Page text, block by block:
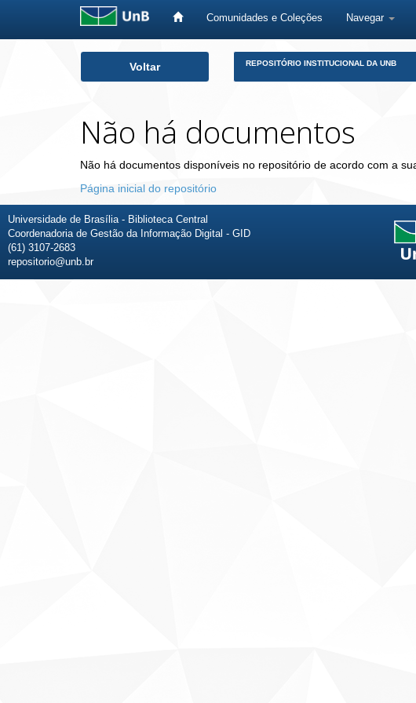
Comunidades e Coleções Navegar
Voltar REPOSITÓRIO INSTITUCIONAL DA UNB
Não há documentos
Não há documentos disponíveis no repositório de acordo com a
Página inicial do repositório
Universidade de Brasília - Biblioteca Central
Coordenadoria de Gestão da Informação Digital - GID
(61) 3107-2683
repositorio@unb.br